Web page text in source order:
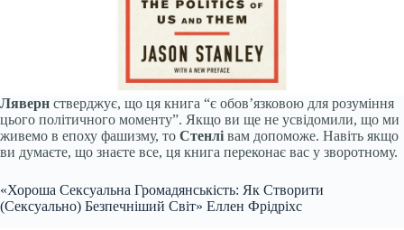
Ляверн стверджує, що ця книга “є обов’язковою для розуміння
цього політичного моменту”. Якщо ви ще не усвідомили, що ми
живемо в епоху фашизму, то Стенлі вам допоможе. Навіть якщо
ви думаєте, що знаєте все, ця книга переконає вас у зворотному.
«Хороша Сексуальна Громадянськість: Як Створити
(Сексуально) Безпечніший Світ» Еллен Фрідріхс